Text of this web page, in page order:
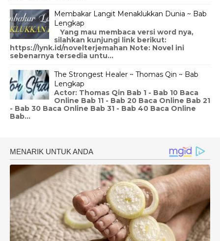
Membakar Langit Menaklukkan Dunia ~ Bab
Lengkap
Yang mau membaca versi word nya,
silahkan kunjungi link berikut:
https://lynk.id/novelterjemahan Note: Novel ini
sebenarnya tersedia untu...
The Strongest Healer ~ Thomas Qin ~ Bab
Lengkap
Actor: Thomas Qin Bab 1 - Bab 10 Baca
Online Bab 11 - Bab 20 Baca Online Bab 21
- Bab 30 Baca Online Bab 31 - Bab 40 Baca Online
Bab...